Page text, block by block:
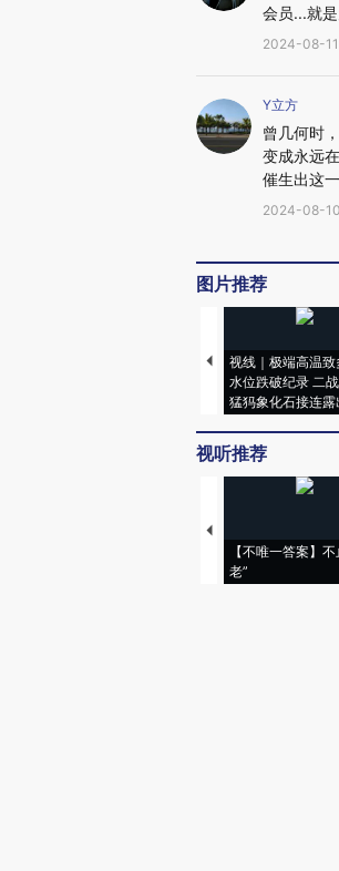
会员...就
2024-08-11
Y立方
曾几何时
变成永远
催生出这
2024-08-10
图片推荐
视线｜极端高温致
水位跌破纪录 二
猛犸象化石接连露
视听推荐
【不唯一答案】
老”